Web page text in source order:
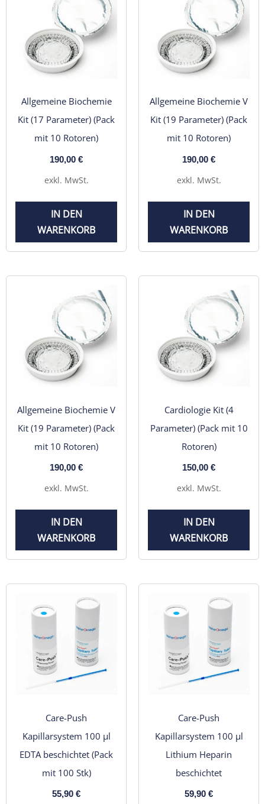
Allgemeine Biochemie
Kit (17 Parameter) (Pack
mit 10 Rotoren)
190,00 €
exkl. MwSt.
IN DEN
WARENKORB
Allgemeine Biochemie V
Kit (19 Parameter) (Pack
mit 10 Rotoren)
190,00 €
exkl. MwSt.
IN DEN
WARENKORB
Allgemeine Biochemie V
Kit (19 Parameter) (Pack
mit 10 Rotoren)
190,00 €
exkl. MwSt.
IN DEN
WARENKORB
Cardiologie Kit (4
Parameter) (Pack mit 10
Rotoren)
150,00 €
exkl. MwSt.
IN DEN
WARENKORB
Care-Push
Kapillarsystem 100 µl
EDTA beschichtet (Pack
mit 100 Stk)
55,90 €
Care-Push
Kapillarsystem 100 µl
Lithium Heparin
beschichtet
59,90 €